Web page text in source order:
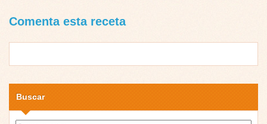
Comenta esta receta
Buscar